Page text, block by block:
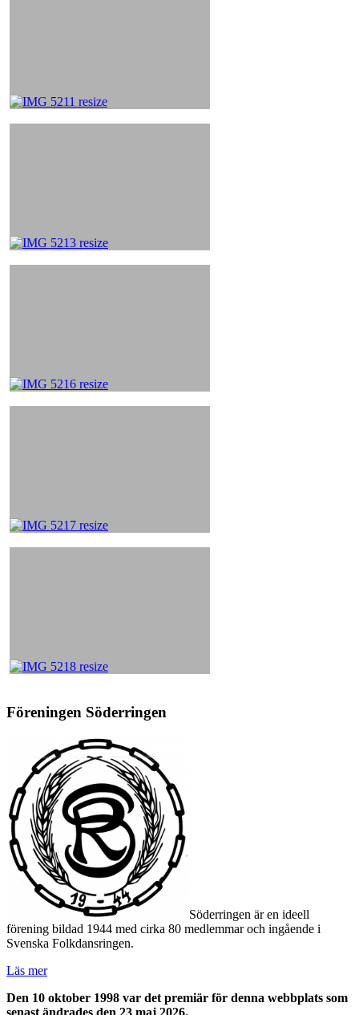
Föreningen Söderringen
Söderringen är en ideell
förening bildad 1944 med cirka 80 medlemmar och ingående i
Svenska Folkdansringen.
Läs mer
Den 10 oktober 1998 var det premiär för denna webbplats som
senast ändrades den 23 maj 2026.